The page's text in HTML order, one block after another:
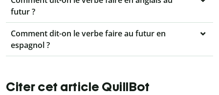
futur ?
Comment dit-on le verbe faire au futur en
espagnol ?
Citer cet article QuillBot